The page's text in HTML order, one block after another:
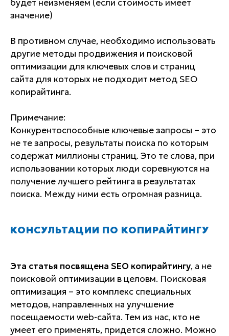
будет неизменяем (если стоимость имеет
значение)
В противном случае, необходимо использовать
другие методы продвижения и поисковой
оптимизации для ключевых слов и страниц
сайта для которых не подходит метод SEO
копирайтинга.
Примечание:
Конкурентоспособные ключевые запросы – это
не те запросы, результаты поиска по которым
содержат миллионы страниц. Это те слова, при
использовании которых люди соревнуются на
получение лучшего рейтинга в результатах
поиска. Между ними есть огромная разница.
КОНСУЛЬТАЦИИ ПО КОПИРАЙТИНГУ
Эта статья посвящена SEO копирайтингу, а не
поисковой оптимизации в целовм. Поисковая
оптимизация – это комплекс специальных
методов, направленных на улучшение
посещаемости web-сайта. Тем из нас, кто не
умеет его применять, придется сложно. Можно